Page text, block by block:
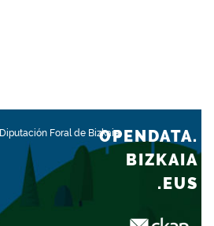
Diputación Foral de BizkaiaOPENDATA.
BIZKAIA
.EUS